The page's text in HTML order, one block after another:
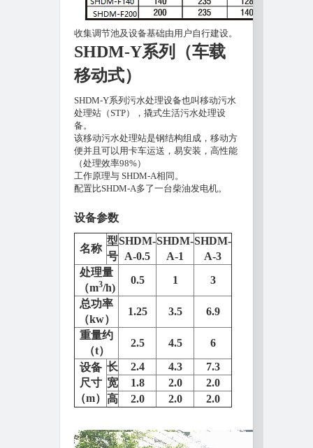
收集调节池及设备基础由用户自行建设。
SHDM-Y系列（车载
移动式）
SHDM-Y系列污水处理设备也叫移动污水
处理站（STP），撬式生活污水处理设
备。
该移动污水处理站是钢结构组成，移动方
便并且可以用卡车运送，易安装，高性能
（处理效率98%）
工作原理与 SHDM-A相同。
配置比SHDM-A多了一台柴油发电机。
设备参数
名称
型
号
SHDM-
A-0.5
SHDM-
A-1
SHDM-
A-3
处理量
（m3/h)
0.5 1
3
总功率
（kw）
1.25 3.5
6.9
重量约
（t）
2.5 4.5 6
设备
尺寸
（m）
长 2.4 4.3
7.3
宽
1.8 2.0
2.0
高
2.0 2.0 2.0